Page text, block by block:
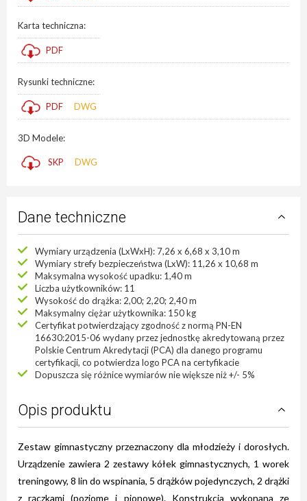
Karta techniczna:
PDF
Rysunki techniczne:
PDF DWG
3D Modele:
SKP DWG
Dane techniczne
Wymiary urządzenia (LxWxH): 7,26 x 6,68 x 3,10 m
Wymiary strefy bezpieczeństwa (LxW): 11,26 x 10,68 m
Maksymalna wysokość upadku: 1,40 m
Liczba użytkowników: 11
Wysokość do drążka: 2,00; 2,20; 2,40 m
Maksymalny ciężar użytkownika: 150 kg
Certyfikat potwierdzający zgodność z normą PN-EN
16630:2015-06 wydany przez jednostkę akredytowaną przez
Polskie Centrum Akredytacji (PCA) dla danego programu
certyfikacji, co potwierdza logo PCA na certyfikacie
Dopuszcza się różnice wymiarów nie większe niż +/- 5%
Opis produktu
Zestaw gimnastyczny przeznaczony dla młodzieży i dorosłych.
Urządzenie zawiera 2 zestawy kółek gimnastycznych, 1 worek
treningowy, 8 lin do wspinania, 5 drążków pojedynczych, 2 drążki
z rączkami (poziome i pionowe). Konstrukcja wykonana ze